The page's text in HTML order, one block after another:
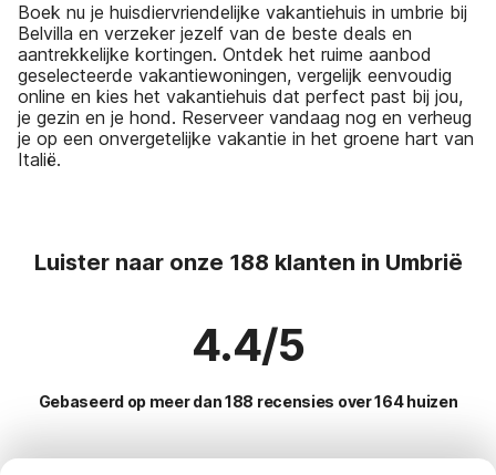
Boek nu je huisdiervriendelijke vakantiehuis in umbrie bij
Belvilla en verzeker jezelf van de beste deals en
aantrekkelijke kortingen. Ontdek het ruime aanbod
geselecteerde vakantiewoningen, vergelijk eenvoudig
online en kies het vakantiehuis dat perfect past bij jou,
je gezin en je hond. Reserveer vandaag nog en verheug
je op een onvergetelijke vakantie in het groene hart van
Italië.
Luister naar onze 188 klanten in Umbrië
4.4/5
Gebaseerd op meer dan 188 recensies over 164 huizen